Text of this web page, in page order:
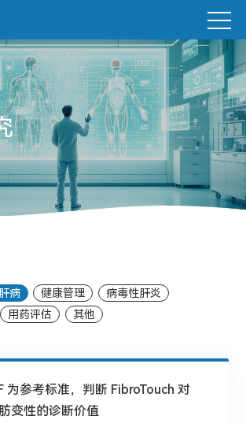
病 健康管理
病毒性肝炎
用药评估 其他
为参考标准，判断 FibroTouch 对
变性的诊断价值